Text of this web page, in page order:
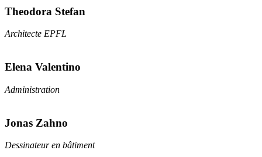
Theodora Stefan
Architecte EPFL
Elena Valentino
Administration
Jonas Zahno
Dessinateur en bâtiment